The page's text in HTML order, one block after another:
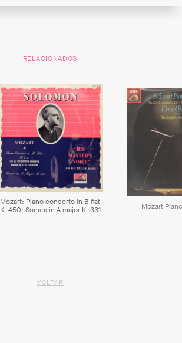
RELACIONADOS
Mozart: Piano concerto in B flat
K. 450; Sonata in A major K. 331
Mozart
VOLTAR